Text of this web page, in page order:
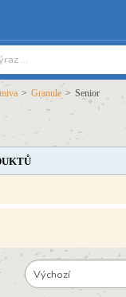
> Granule > Senior
Výchozí